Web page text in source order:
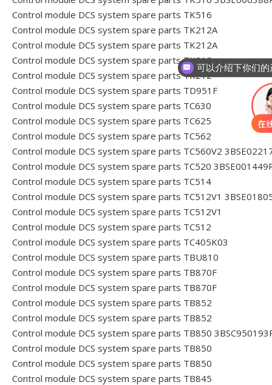
Control module DCS system spare parts TK516
Control module DCS system spare parts TK212A
Control module DCS system spare parts TK212A
Control module DCS system spare parts TK212
Control module DCS system spare parts TK212
Control module DCS system spare parts TD951F
Control module DCS system spare parts TC630
Control module DCS system spare parts TC625
Control module DCS system spare parts TC562
Control module DCS system spare parts TC560V2
Control module DCS system spare parts TC520
Control module DCS system spare parts TC514
Control module DCS system spare parts TC512V1
Control module DCS system spare parts TC512V1
Control module DCS system spare parts TC512
Control module DCS system spare parts TC405K03
Control module DCS system spare parts TBU810
Control module DCS system spare parts TB870F
Control module DCS system spare parts TB870F
Control module DCS system spare parts TB852
Control module DCS system spare parts TB852
Control module DCS system spare parts TB850
Control module DCS system spare parts TB850
Control module DCS system spare parts TB850
Control module DCS system spare parts TB845
你们是怎么收